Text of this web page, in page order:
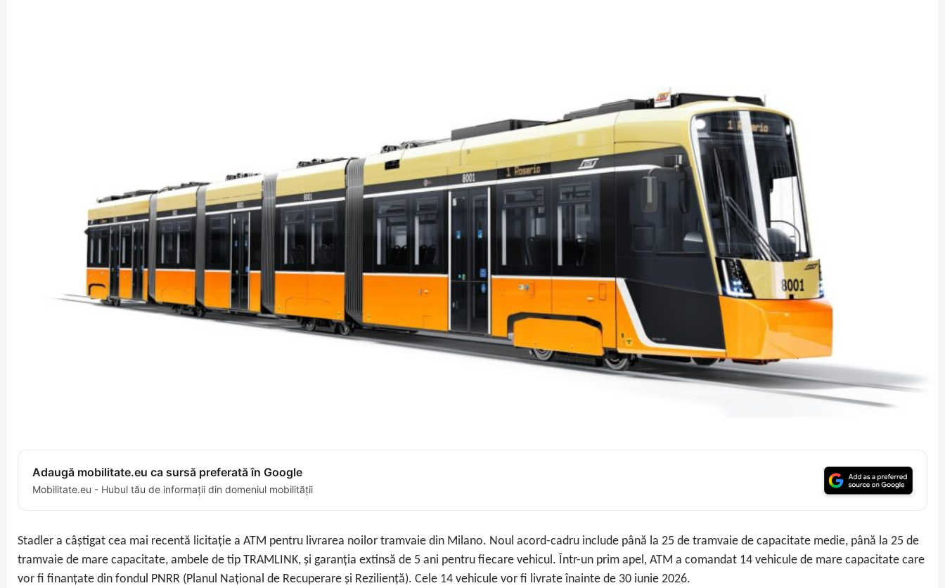
Adaugă mobilitate.eu ca sursă preferată în Google
Mobilitate.eu - Hubul tău de informații din domeniul mobilității
Stadler a câștigat cea mai recentă licitație a ATM pentru livrarea noilor tramvaie din Milano. Noul acord-cadru include până la 25 de tramvaie de capacitate medie, până la 25 de
tramvaie de mare capacitate, ambele de tip TRAMLINK, și garanția extinsă de 5 ani pentru fiecare vehicul. Într-un prim apel, ATM a comandat 14 vehicule de mare capacitate care
vor fi finanțate din fondul PNRR (Planul Național de Recuperare și Reziliență). Cele 14 vehicule vor fi livrate înainte de 30 iunie 2026.